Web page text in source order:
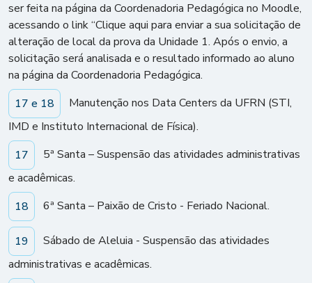
ser feita na página da Coordenadoria Pedagógica no Moodle,
acessando o link “Clique aqui para enviar a sua solicitação de
alteração de local da prova da Unidade 1. Após o envio, a
solicitação será analisada e o resultado informado ao aluno
na página da Coordenadoria Pedagógica.
17 e 18
Manutenção nos Data Centers da UFRN (STI,
IMD e Instituto Internacional de Física).
17
5ª Santa – Suspensão das atividades administrativas
e acadêmicas.
18
6ª Santa – Paixão de Cristo - Feriado Nacional.
19
Sábado de Aleluia - Suspensão das atividades
administrativas e acadêmicas.